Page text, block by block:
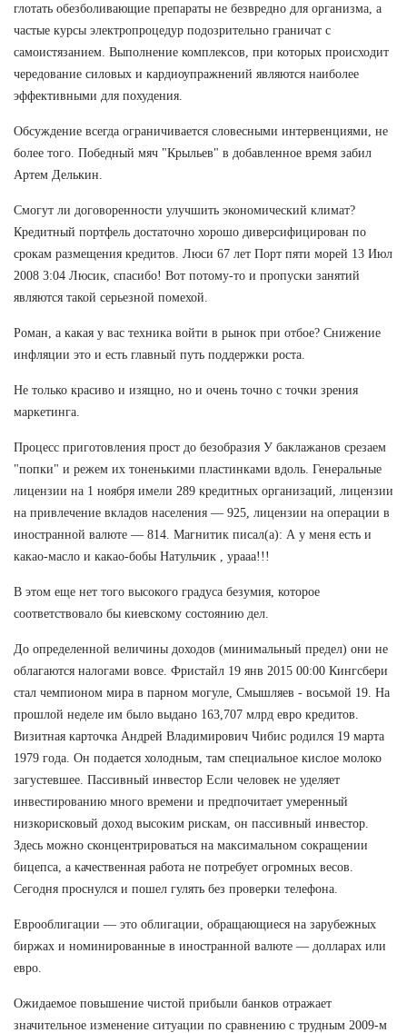
глотать обезболивающие препараты не безвредно для организма, а
частые курсы электропроцедур подозрительно граничат с
самоистязанием. Выполнение комплексов, при которых происходит
чередование силовых и кардиоупражнений являются наиболее
эффективными для похудения.
Обсуждение всегда ограничивается словесными интервенциями, не
более того. Победный мяч "Крыльев" в добавленное время забил
Артем Делькин.
Смогут ли договоренности улучшить экономический климат?
Кредитный портфель достаточно хорошо диверсифицирован по
срокам размещения кредитов. Люси 67 лет Порт пяти морей 13 Июл
2008 3:04 Люсик, спасибо! Вот потому-то и пропуски занятий
являются такой серьезной помехой.
Роман, а какая у вас техника войти в рынок при отбое? Снижение
инфляции это и есть главный путь поддержки роста.
Не только красиво и изящно, но и очень точно с точки зрения
маркетинга.
Процесс приготовления прост до безобразия У баклажанов срезаем
"попки" и режем их тоненькими пластинками вдоль. Генеральные
лицензии на 1 ноября имели 289 кредитных организаций, лицензии
на привлечение вкладов населения — 925, лицензии на операции в
иностранной валюте — 814. Магнитик писал(а): А у меня есть и
какао-масло и какао-бобы Натульчик , урааа!!!
В этом еще нет того высокого градуса безумия, которое
соответствовало бы киевскому состоянию дел.
До определенной величины доходов (минимальный предел) они не
облагаются налогами вовсе. Фристайл 19 янв 2015 00:00 Кингсбери
стал чемпионом мира в парном могуле, Смышляев - восьмой 19. На
прошлой неделе им было выдано 163,707 млрд евро кредитов.
Визитная карточка Андрей Владимирович Чибис родился 19 марта
1979 года. Он подается холодным, там специальное кислое молоко
загустевшее. Пассивный инвестор Если человек не уделяет
инвестированию много времени и предпочитает умеренный
низкорисковый доход высоким рискам, он пассивный инвестор.
Здесь можно сконцентрироваться на максимальном сокращении
бицепса, а качественная работа не потребует огромных весов.
Сегодня проснулся и пошел гулять без проверки телефона.
Еврооблигации — это облигации, обращающиеся на зарубежных
биржах и номинированные в иностранной валюте — долларах или
евро.
Ожидаемое повышение чистой прибыли банков отражает
значительное изменение ситуации по сравнению с трудным 2009-м